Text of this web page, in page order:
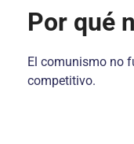
Por qué
El comunismo no
competitivo.